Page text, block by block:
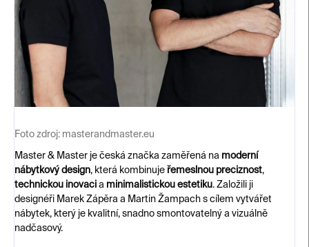
Foto zdroj: masterandmaster.eu
Master & Master je česká značka zaměřená na moderní
nábytkový design, která kombinuje řemeslnou preciznost,
technickou inovaci a minimalistickou estetiku. Založili ji
designéři Marek Zápěra a Martin Žampach s cílem vytvářet
nábytek, který je kvalitní, snadno smontovatelný a vizuálně
nadčasový.